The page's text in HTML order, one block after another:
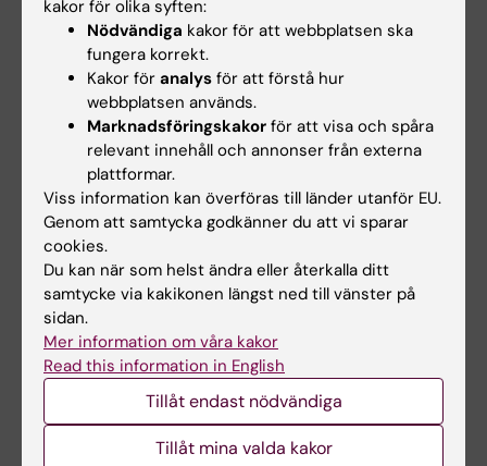
Kursledare för anatomidelen
Marianne Rothoff
Utbildningsadministratör för
anatomidelen
Telefon:
+46852487031
E-post:
marianne.rothoff@ki.se
kakor för olika syften:
Nödvändiga kakor för att webbplatsen ska
fungera korrekt.
Kakor för analys för att förstå hur
webbplatsen används.
Marknadsföringskakor för att visa och spåra
relevant innehåll och annonser från externa
plattformar.
Viss information kan överföras till länder utanför EU.
Genom att samtycka godkänner du att vi sparar
cookies.
Du kan när som helst ändra eller återkalla ditt
samtycke via kakikonen längst ned till vänster på
sidan.
Mer information om våra kakor
Read this information in English
Tillåt endast nödvändiga
Tillåt mina valda kakor